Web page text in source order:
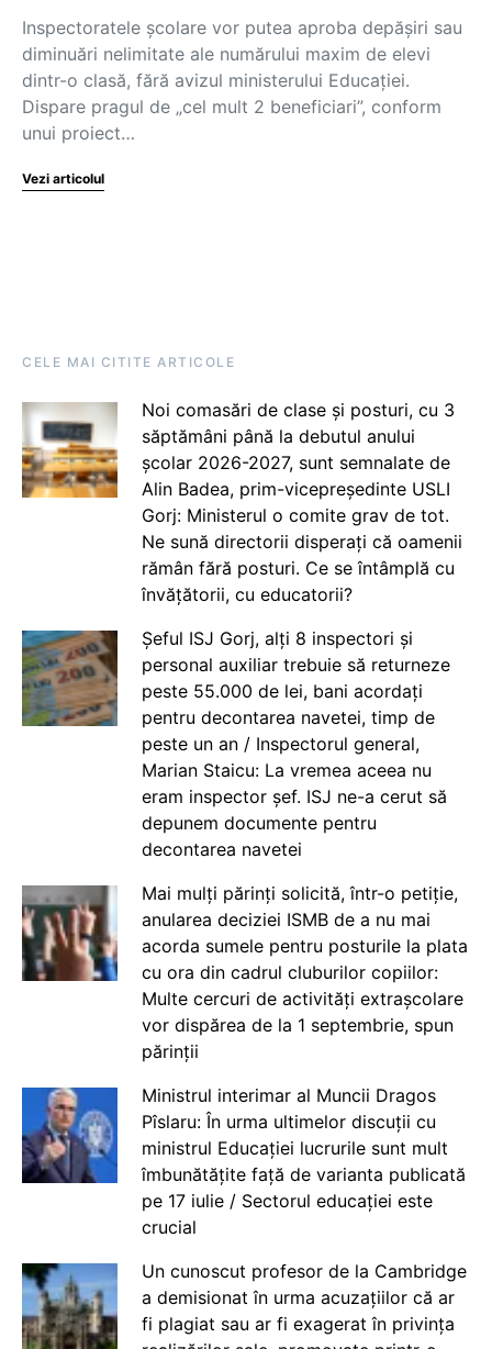
Inspectoratele școlare vor putea aproba depășiri sau
diminuări nelimitate ale numărului maxim de elevi
dintr-o clasă, fără avizul ministerului Educației.
Dispare pragul de „cel mult 2 beneficiari”, conform
unui proiect…
Vezi articolul
CELE MAI CITITE ARTICOLE
Noi comasări de clase și posturi, cu 3
săptămâni până la debutul anului
școlar 2026-2027, sunt semnalate de
Alin Badea, prim-vicepreședinte USLI
Gorj: Ministerul o comite grav de tot.
Ne sună directorii disperați că oamenii
rămân fără posturi. Ce se întâmplă cu
învățătorii, cu educatorii?
Șeful ISJ Gorj, alți 8 inspectori și
personal auxiliar trebuie să returneze
peste 55.000 de lei, bani acordați
pentru decontarea navetei, timp de
peste un an / Inspectorul general,
Marian Staicu: La vremea aceea nu
eram inspector șef. ISJ ne-a cerut să
depunem documente pentru
decontarea navetei
Mai mulți părinți solicită, într-o petiție,
anularea deciziei ISMB de a nu mai
acorda sumele pentru posturile la plata
cu ora din cadrul cluburilor copiilor:
Multe cercuri de activități extrașcolare
vor dispărea de la 1 septembrie, spun
părinții
Ministrul interimar al Muncii Dragos
Pîslaru: În urma ultimelor discuții cu
ministrul Educației lucrurile sunt mult
îmbunătățite față de varianta publicată
pe 17 iulie / Sectorul educației este
crucial
Un cunoscut profesor de la Cambridge
a demisionat în urma acuzațiilor că ar
fi plagiat sau ar fi exagerat în privința